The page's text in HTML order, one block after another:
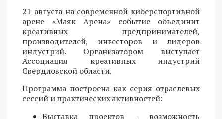
21 августа на современной киберспортивной
арене «Маяк Арена» событие объединит
креативных предпринимателей,
производителей, инвесторов и лидеров
индустрий. Организатором выступает
Ассоциация креативных индустрий
Свердловской области.
Программа построена как серия отраслевых
сессий и практических активностей:
Выставка проектов - возможность